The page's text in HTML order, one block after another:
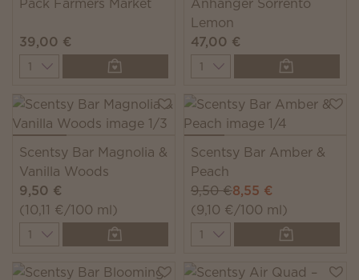
39,00 €
Quantity
Lemon
47,00 €
Quantity
Scentsy Bar Magnolia &
Vanilla Woods
9,50 €
(10,11 €/100 ml)
Quantity
Scentsy Bar Amber &
Peach
9,50 €8,55 €
(9,10 €/100 ml)
Quantity